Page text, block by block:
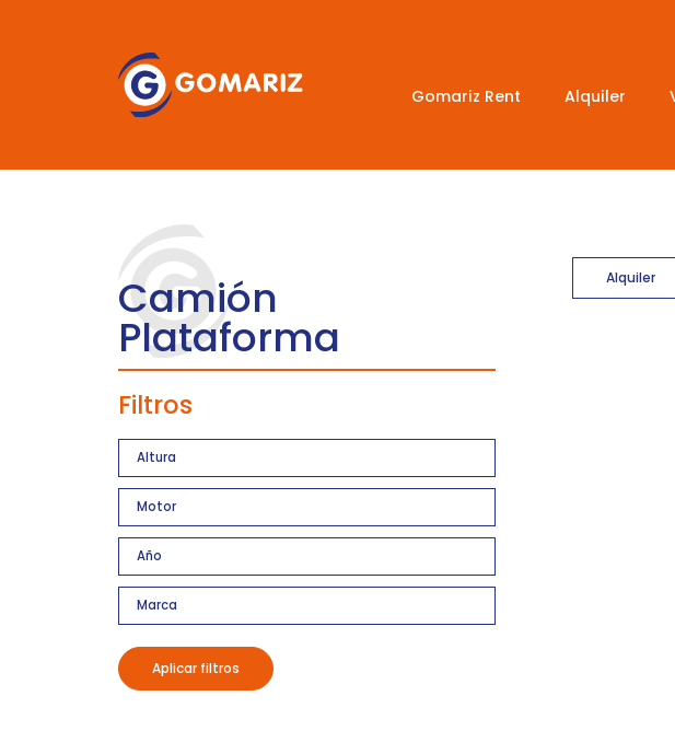
Gomariz Rent Alquiler
Camión
Plataforma
Filtros
Aplicar filtros
Alquiler